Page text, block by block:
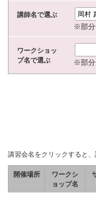
講師名で選ぶ
※部分
ワークショッ
プ名で選ぶ
※部分
講習会名をクリックすると
開催場所
ワークシ
ョップ名